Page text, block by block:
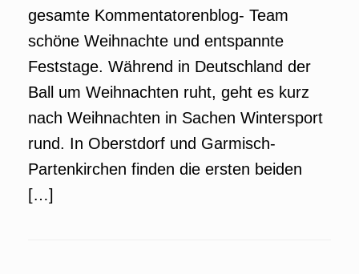
gesamte Kommentatorenblog- Team
schöne Weihnachte und entspannte
Feststage. Während in Deutschland der
Ball um Weihnachten ruht, geht es kurz
nach Weihnachten in Sachen Wintersport
rund. In Oberstdorf und Garmisch-
Partenkirchen finden die ersten beiden
[…]